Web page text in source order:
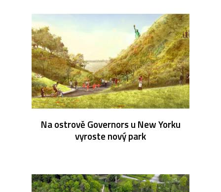
Na ostrově Governors u New Yorku
vyroste nový park